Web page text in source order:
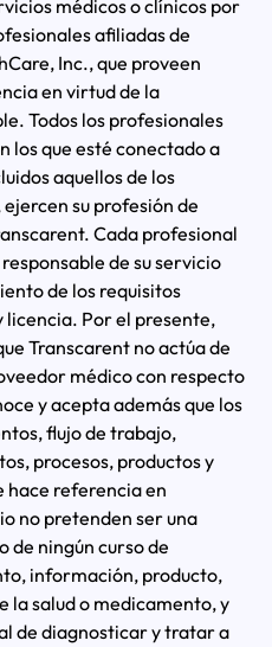
médicos o clínicos por
afiliadas de
Inc., que proveen
en virtud de la
Todos los profesionales
los que esté conectado a
aquellos de los
su profesión de
Cada profesional
de su servicio
de los requisitos
licencia. Por el presente,
Transcarent no actúa de
médico con respecto
y acepta además que los
flujo de trabajo,
procesos, productos y
hace referencia en
no pretenden ser una
de ningún curso de
información, producto,
la salud o medicamento, y
de diagnosticar y tratar a